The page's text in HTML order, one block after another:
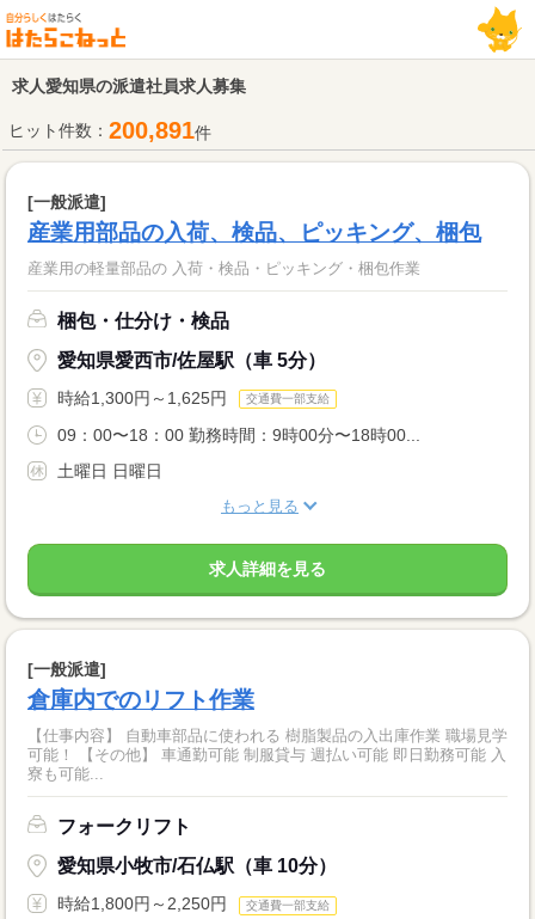
求人愛知県の派遣社員求人募集
ヒット件数： 200,891件
[一般派遣]
産業用部品の入荷、検品、ピッキング、梱包
産業用の軽量部品の 入荷・検品・ピッキング・梱包作業
梱包・仕分け・検品
愛知県愛西市/佐屋駅（車 5分）
時給1,300円～1,625円 交通費一部支給
09：00〜18：00 勤務時間：9時00分〜18時00...
土曜日 日曜日
もっと見る
求人詳細を見る
[一般派遣]
倉庫内でのリフト作業
【仕事内容】 自動車部品に使われる 樹脂製品の入出庫作業 職場見学
可能！ 【その他】 車通勤可能 制服貸与 週払い可能 即日勤務可能 入
寮も可能...
フォークリフト
愛知県小牧市/石仏駅（車 10分）
時給1,800円～2,250円 交通費一部支給